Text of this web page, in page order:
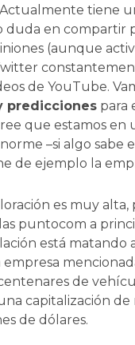
tiene
duda en compartir
(aunque
de YouTube.
predicciones para
que estamos en
–si algo sabe
de ejemplo la
es muy alta,
puntocom a
está matando
empresa
de
capitalización
de dólares.